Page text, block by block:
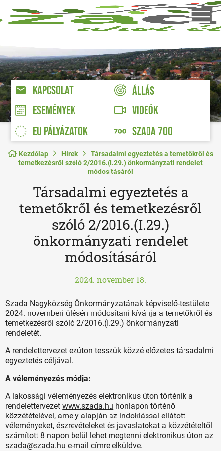
KAPCSOLAT
ÁLLÁS
ESEMÉNYEK
VIDEÓK
EU PÁLYÁZATOK
SZADA 700
Kezdőlap Hírek
Társadalmi egyeztetés a temetőkről és
temetkezésről szóló 2/2016.(I.29.) önkormányzati rendelet
módosításáról
Társadalmi egyeztetés a
temetőkről és temetkezésről
szóló 2/2016.(I.29.)
önkormányzati rendelet
módosításáról
2024. november 18.
Szada Nagyközség Önkormányzatának képviselő-testülete
2024. novemberi ülésén módosítani kívánja a temetőkről és
temetkezésről szóló 2/2016.(I.29.) önkormányzati
rendeletét.
A rendelettervezet ezúton tesszük közzé előzetes társadalmi
egyeztetés céljával.
A véleményezés módja:
A lakossági véleményezés elektronikus úton történik a
rendelettervezetwww.szada.hu honlapon történő
közzétételével, amely alapján az indoklással ellátott
véleményeket, észrevételeket és javaslatokat a közzétételtől
számított 8 napon belül lehet megtenni elektronikus úton az
szada@szada.hu e-mail címre elküldve.